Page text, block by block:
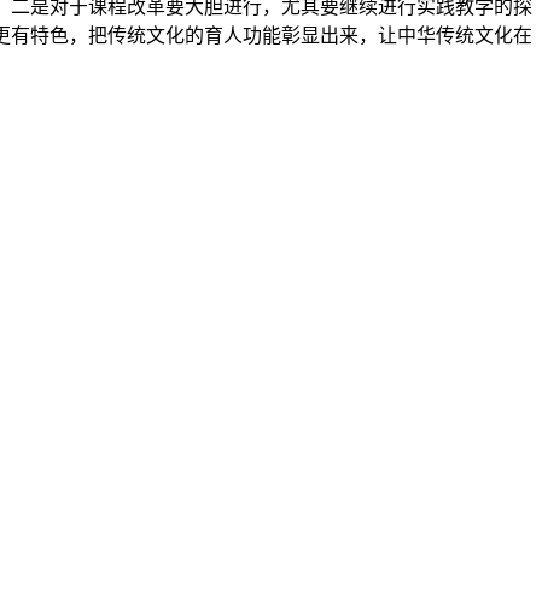
是对于课程改革要大胆进行，尤其要继续进行实践教学的探
特色，把传统文化的育人功能彰显出来，让中华传统文化在